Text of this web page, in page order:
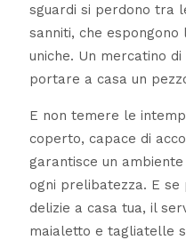
sguardi si perdono tra
sanniti, che
uniche. Un mercatino
portare a casa un
E non temere le
coperto, capace di
garantisce un
ogni prelibatezza. E
delizie a casa tua, il
maialetto e tagliatelle